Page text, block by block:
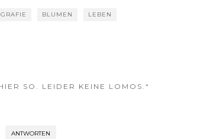
BLUMEN LEBEN
SO. LEIDER KEINE LOMOS.“
ANTWORTEN